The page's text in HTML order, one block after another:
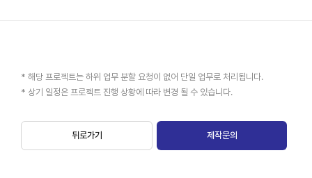
* 해당 프로젝트는 하위 업무 분할 요청이 없어 단일 업무로 처리됩니다.
* 상기 일정은 프로젝트 진행 상황에 따라 변경 될 수 있습니다.
뒤로가기 제작문의